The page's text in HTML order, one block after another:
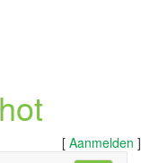
[ Aanmelden ]